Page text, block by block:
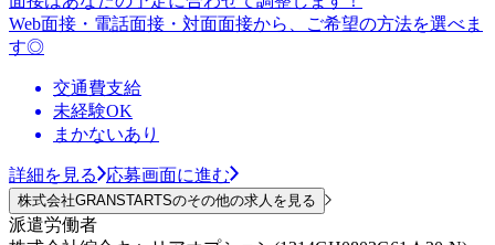
Web面接・電話面接・対面面接から、ご希望の方法を選べま
す◎
交通費支給
未経験OK
まかないあり
詳細を見る 応募画面に進む
株式会社GRANSTARTSのその他の求人を見る
派遣労働者